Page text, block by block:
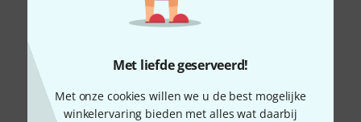
Met liefde geserveerd!
Met onze cookies willen we u de best mogelijke
winkelervaring bieden met alles wat daarbij